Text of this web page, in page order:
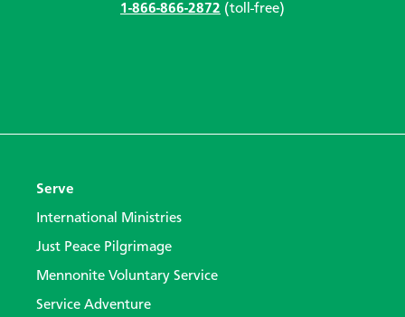
1-866-866-2872 (toll-free)
Serve
International Ministries
Just Peace Pilgrimage
Mennonite Voluntary Service
Service Adventure